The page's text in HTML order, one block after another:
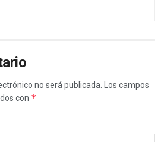
no será publicada.
Los campos
con *